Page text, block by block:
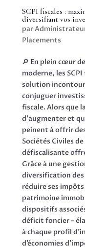
SCPI fiscales :
diversifiant vos
par
Placements
🔎 En plein cœur
moderne, les
solution
conjuguer
fiscale. Alors que
d’augmenter et
peinent à offrir
Sociétés Civiles
défiscalisante
Grâce à une
diversification
réduire ses
patrimoine
dispositifs
déficit foncier –
à chaque profil
d’économies